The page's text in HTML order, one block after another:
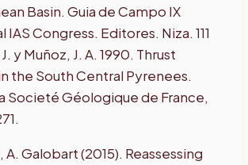
Basin. Guia de Campo IX
Congress. Editores. Niza. 111
y Muñoz, J. A. 1990. Thrust
the South Central Pyrenees.
Societé Géologique de France,
A. Galobart (2015). Reassessing